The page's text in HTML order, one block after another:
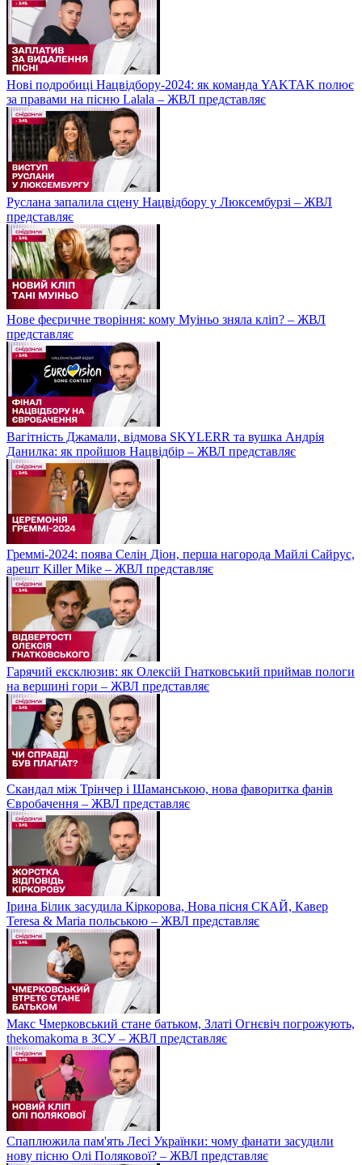
Нові подробиці Нацвідбору-2024: як команда YAKTAK полює
за правами на пісню Lalala – ЖВЛ представляє
Руслана запалила сцену Нацвідбору у Люксембурзі – ЖВЛ
представляє
Нове феєричне творіння: кому Муіньо зняла кліп? – ЖВЛ
представляє
Вагітність Джамали, відмова SKYLERR та вушка Андрія
Данилка: як пройшов Нацвідбір – ЖВЛ представляє
Греммі-2024: поява Селін Діон, перша нагорода Майлі Сайрус,
арешт Killer Mike – ЖВЛ представляє
Гарячий ексклюзив: як Олексій Гнатковський приймав пологи
на вершині гори – ЖВЛ представляє
Скандал між Трінчер і Шаманською, нова фаворитка фанів
Євробачення – ЖВЛ представляє
Ірина Білик засудила Кіркорова, Нова пісня СКАЙ, Кавер
Teresa & Maria польською – ЖВЛ представляє
Макс Чмерковський стане батьком, Златі Огнєвіч погрожують,
thekomakoma в ЗСУ – ЖВЛ представляє
Спаплюжила пам'ять Лесі Українки: чому фанати засудили
нову пісню Олі Полякової? – ЖВЛ представляє